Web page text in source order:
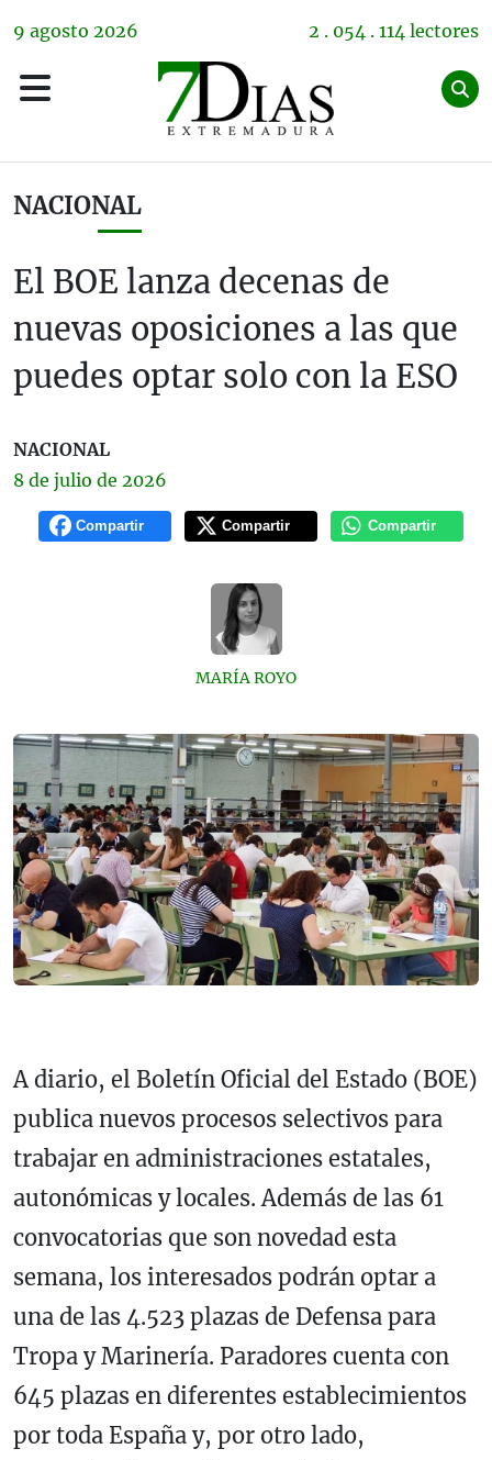
9 agosto 2026 2 . 054 . 114 lectores
NACIONAL
El BOE lanza decenas de
nuevas oposiciones a las que
puedes optar solo con la ESO
NACIONAL
8 de julio de 2026
Compartir Compartir Compartir
MARÍA ROYO
A diario, el Boletín Oficial del Estado (BOE)
publica nuevos procesos selectivos para
trabajar en administraciones estatales,
autonómicas y locales. Además de las 61
convocatorias que son novedad esta
semana, los interesados podrán optar a
una de las 4.523 plazas de Defensa para
Tropa y Marinería. Paradores cuenta con
645 plazas en diferentes establecimientos
por toda España y, por otro lado,